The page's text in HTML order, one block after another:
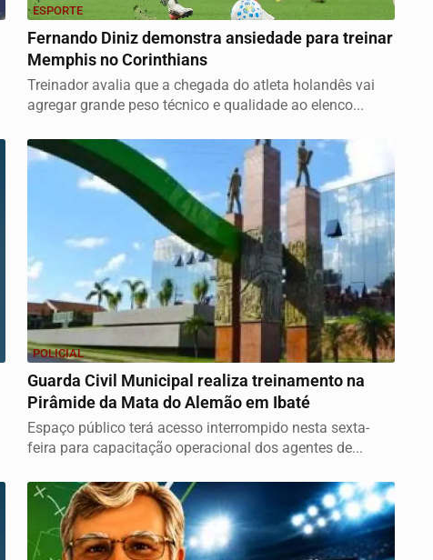
ESPORTE
Fernando Diniz demonstra ansiedade para treinar
Memphis no Corinthians
Treinador avalia que a chegada do atleta holandês vai
agregar grande peso técnico e qualidade ao elenco...
POLICIAL
Guarda Civil Municipal realiza treinamento na
Pirâmide da Mata do Alemão em Ibaté
Espaço público terá acesso interrompido nesta sexta-
feira para capacitação operacional dos agentes de...